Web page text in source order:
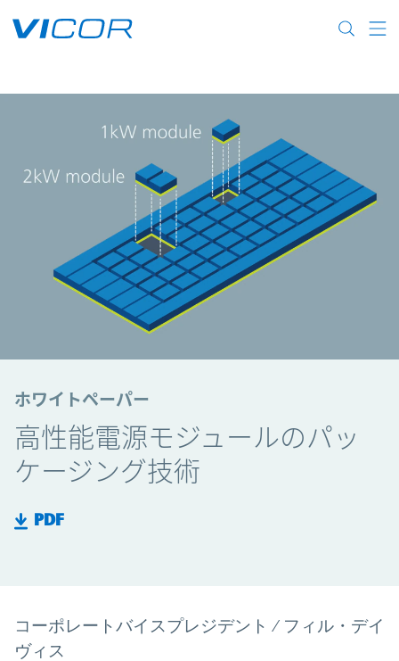
ホワイトペーパー
高性能電源モジュールのパッ
ケージング技術
PDF
コーポレートバイスプレジデント / フィル・デイ
ヴィス